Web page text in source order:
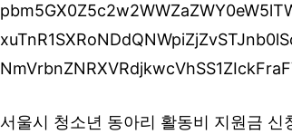
서울시 청소년 동아리 활동비 지원금